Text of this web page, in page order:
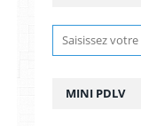
MINI PDLV